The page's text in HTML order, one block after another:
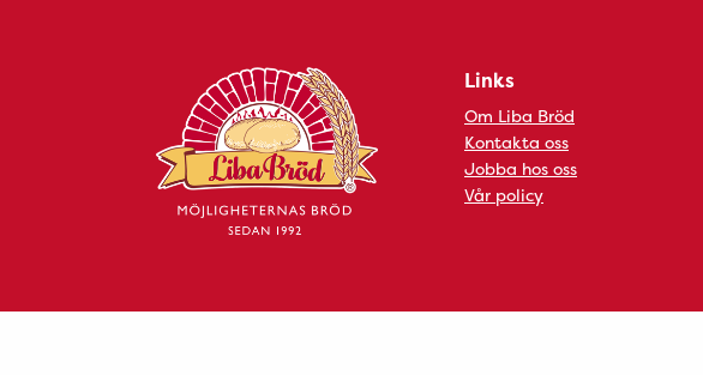
Links
Om Liba Bröd
Kontakta oss
Jobba hos oss
Vår policy